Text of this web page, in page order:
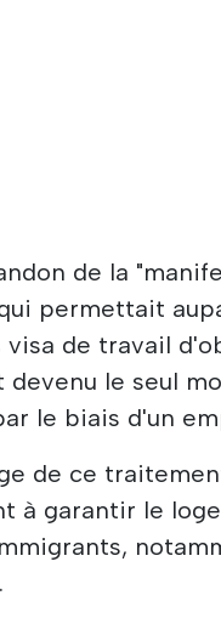
de la
permettait
visa de travail
devenu le seul
le biais d'un
de ce
à garantir le